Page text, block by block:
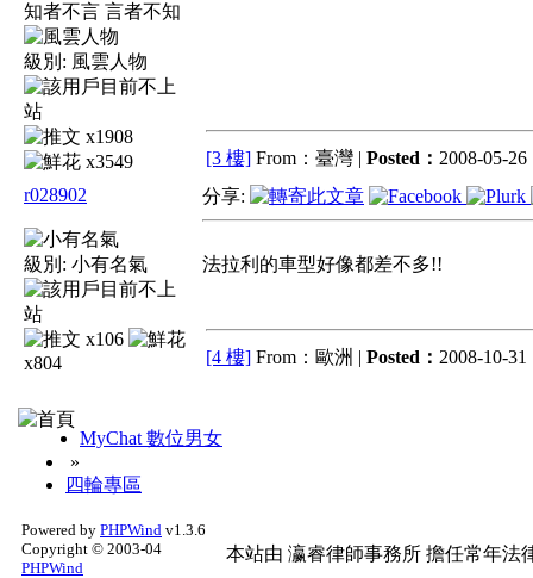
知者不言 言者不知
級別: 風雲人物
x1908
x3549
[3 樓] From：臺灣 | Posted： 2008-05-26
r028902
級別: 小有名氣
x106
x804
分享:
法拉利的車型好像都差不多!!
[4 樓] From：歐洲 | Posted： 2008-10-31
MyChat 數位男女
»
四輪專區
Powered by PHPWind v1.3.6
Copyright © 2003-04
PHPWind
本站由 瀛睿律師事務所 擔任常年法